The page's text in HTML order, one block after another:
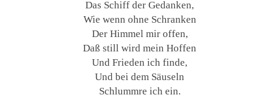
Das Schiff der Gedanken,
Wie wenn ohne Schranken
Der Himmel mir offen,
Daß still wird mein Hoffen
Und Frieden ich finde,
Und bei dem Säuseln
Schlummre ich ein.